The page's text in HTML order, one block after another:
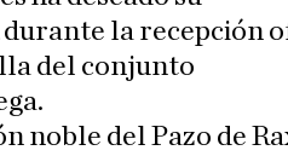
durante la recepción
del conjunto
noble del Pazo de